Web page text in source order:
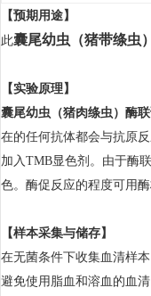
【预期用途】
此囊尾幼虫（猪带绦虫
【实验原理】
囊尾幼虫（猪肉绦虫）酶
在的任何抗体都会与抗原
加入TMB显色剂。由于酶
色。酶促反应的程度可用
【样本采集与储存】
在无菌条件下收集血清样
避免使用脂血和溶血的血